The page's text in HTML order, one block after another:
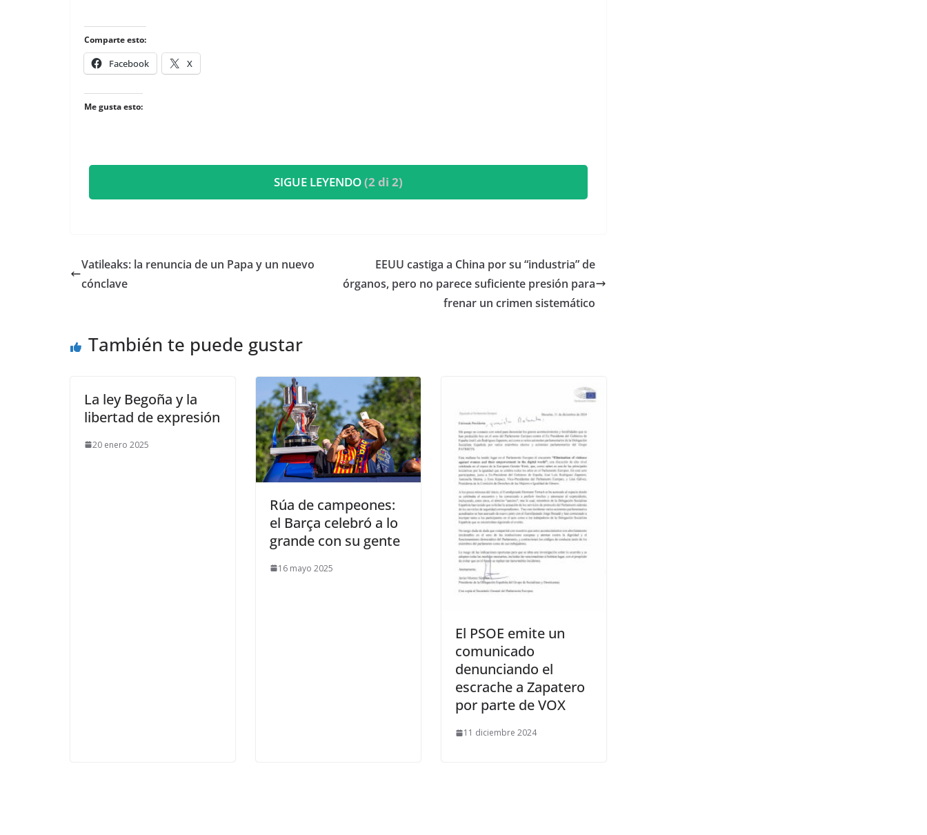
Comparte esto:
Facebook X
Me gusta esto:
SIGUE LEYENDO(2 di 2)
Vatileaks: la renuncia de un Papa y un nuevo
cónclave
EEUU castiga a China por su “industria” de
órganos, pero no parece suficiente presión para
frenar un crimen sistemático
También te puede gustar
La ley Begoña y la
libertad de expresión
20 enero 2025
Rúa de campeones:
el Barça celebró a lo
grande con su gente
16 mayo 2025
El PSOE emite un
comunicado
denunciando el
escrache a Zapatero
por parte de VOX
11 diciembre 2024